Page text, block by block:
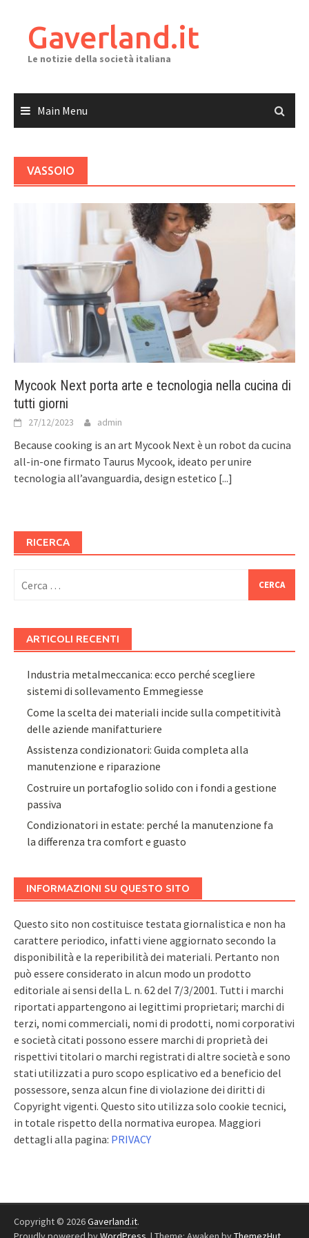
contentGaverland.it
Le notizie della società italiana
Main Menu
VASSOIO
Mycook Next porta arte e tecnologia nella cucina di
tutti giorni
27/12/2023 admin
Because cooking is an art Mycook Next è un robot da cucina
all-in-one firmato Taurus Mycook, ideato per unire
tecnologia all’avanguardia, design estetico [...]
RICERCA
per:
ARTICOLI RECENTI
Industria metalmeccanica: ecco perché scegliere
sistemi di sollevamento Emmegiesse
Come la scelta dei materiali incide sulla competitività
delle aziende manifatturiere
Assistenza condizionatori: Guida completa alla
manutenzione e riparazione
Costruire un portafoglio solido con i fondi a gestione
passiva
Condizionatori in estate: perché la manutenzione fa
la differenza tra comfort e guasto
INFORMAZIONI SU QUESTO SITO
Questo sito non costituisce testata giornalistica e non ha
carattere periodico, infatti viene aggiornato secondo la
disponibilità e la reperibilità dei materiali. Pertanto non
può essere considerato in alcun modo un prodotto
editoriale ai sensi della L. n. 62 del 7/3/2001. Tutti i marchi
riportati appartengono ai legittimi proprietari; marchi di
terzi, nomi commerciali, nomi di prodotti, nomi corporativi
e società citati possono essere marchi di proprietà dei
rispettivi titolari o marchi registrati di altre società e sono
stati utilizzati a puro scopo esplicativo ed a beneficio del
possessore, senza alcun fine di violazione dei diritti di
Copyright vigenti. Questo sito utilizza solo cookie tecnici,
in totale rispetto della normativa europea. Maggiori
dettagli alla pagina: PRIVACY
Copyright © 2026Gaverland.it.